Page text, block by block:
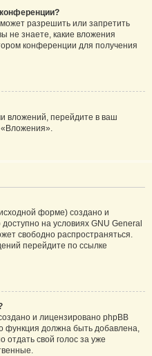
разрешить или запретить
не знаете, какие вложения
конференции для получения
вложений, перейдите в ваш
форме) создано и
доступно на условиях GNU General
свободно распространяться.
перейдите по ссылке
и лицензировано phpBB
функция должна быть добавлена,
отдать свой голос за уже